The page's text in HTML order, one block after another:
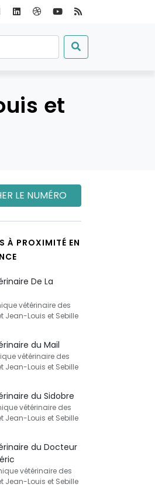
et
LE NUMÉRO
À PROXIMITÉ EN
De La
vétérinaire des
Jean-Louis et Sebille
du Mail
vétérinaire des
Jean-Louis et Sebille
du Sidobre
vétérinaire des
Jean-Louis et Sebille
du Docteur
vétérinaire des
Jean-Louis et Sebille